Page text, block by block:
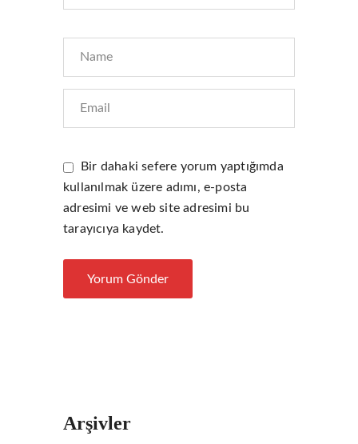
Bir dahaki sefere yorum yaptığımda
kullanılmak üzere adımı, e-posta
adresimi ve web site adresimi bu
tarayıcıya kaydet.
Arşivler